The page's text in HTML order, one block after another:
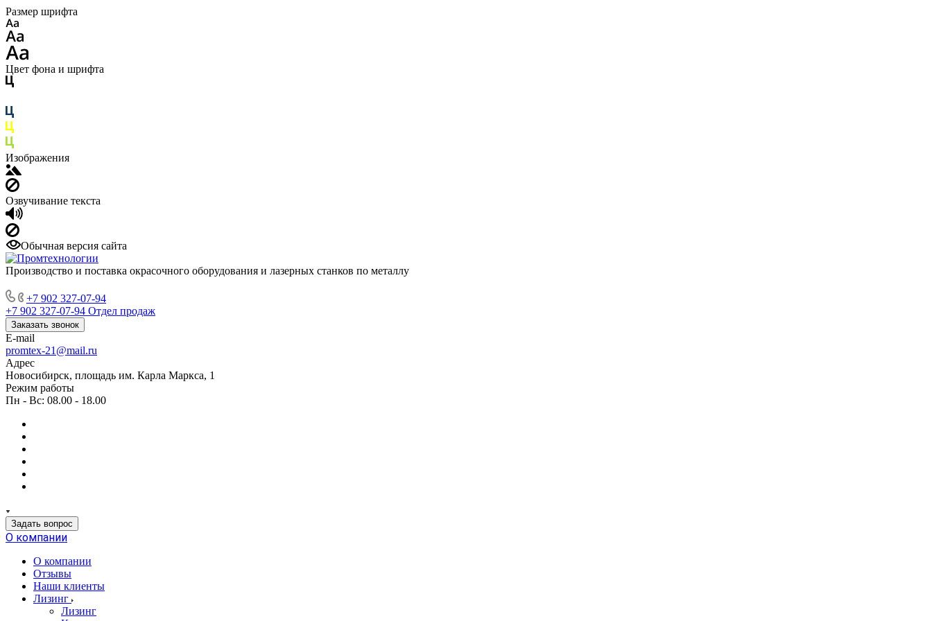
Размер шрифта
Цвет фона и шрифта
Изображения
Озвучивание текста
Обычная версия сайта
Производство и поставка окрасочного оборудования и лазерных станков по металлу
+7 902 327-07-94
+7 902 327-07-94 Отдел продаж
Заказать звонок
E-mail
promtex-21@mail.ru
Адрес
Новосибирск, площадь им. Карла Маркса, 1
Режим работы
Пн - Вс: 08.00 - 18.00
Задать вопрос
О компании
О компании
Отзывы
Наши клиенты
Лизинг
Лизинг